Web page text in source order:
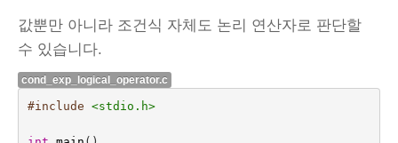
값뿐만 아니라 조건식 자체도 논리 연산자로 판단할
수 있습니다.
cond_exp_logical_operator.c
#include <stdio.h>